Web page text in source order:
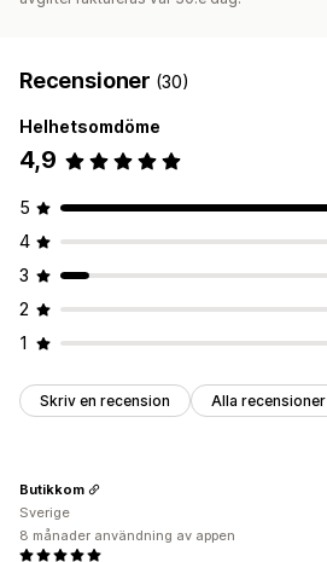
Recensioner (30)
Helhetsomdöme
4,9
5
4
3
2
1
Skriv en recension Alla recensioner
Butikkom
Sverige
8 månader användning av appen